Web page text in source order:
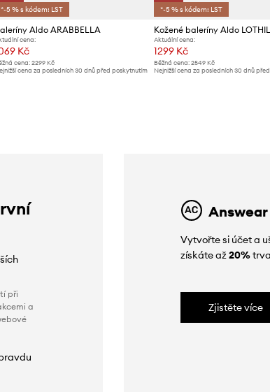
*-5 % s kódem: LST
Aldo ARABBELLA
cena:
Kč
cena: 2299 Kč
cena za posledních 30 dnů před poskytnutím
*-5 % s kódem: LST
Aktuální cena:
1299 Kč
Běžná cena: 2549 Kč
Nejnižší cena za posledních 30 dnů
při
a
Vytvořte si účet a
získáte až20%
Zjistěte více